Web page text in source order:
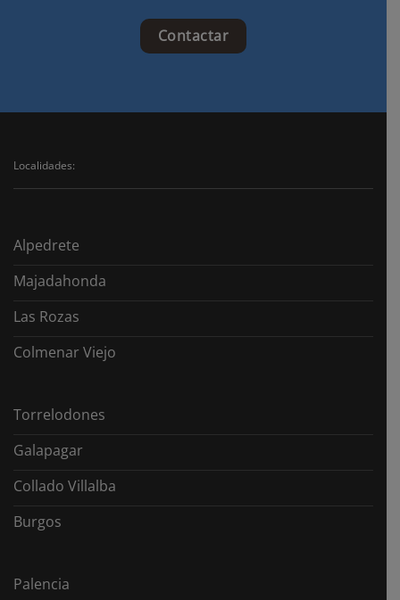
Contactar
Localidades:
Alpedrete
Majadahonda
Las Rozas
Colmenar Viejo
Torrelodones
Galapagar
Collado Villalba
Burgos
Palencia